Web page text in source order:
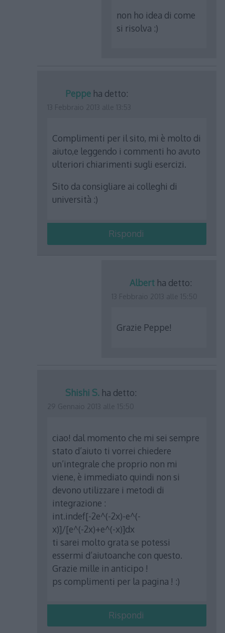
non ho idea di come
si risolva :)
Peppe ha detto:
Complimenti per il sito, mi è molto di
aiuto,e leggendo i commenti ho avuto
ulteriori chiarimenti sugli esercizi.
Sito da consigliare ai colleghi di
università :)
Rispondi
Albert ha detto:
Grazie Peppe!
Shishi S. ha detto:
ciao! dal momento che mi sei sempre
stato d’aiuto ti vorrei chiedere
un’integrale che proprio non mi
viene, è immediato quindi non si
devono utilizzare i metodi di
integrazione :
int.indef[-2e^(-2x)-e^(-
x)]/[e^(-2x)+e^(-x)]dx
ti sarei molto grata se potessi
essermi d’aiutoanche con questo.
Grazie mille in anticipo !
ps complimenti per la pagina ! :)
Rispondi